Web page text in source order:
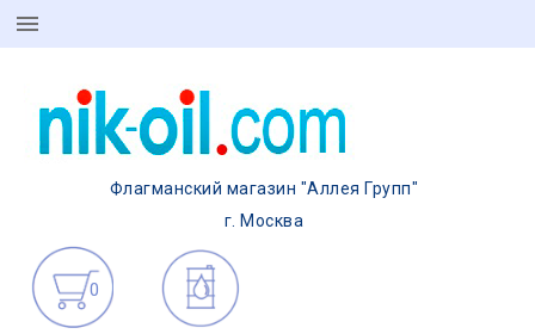
Флагманский магазин "Аллея Групп"
г. Москва
0